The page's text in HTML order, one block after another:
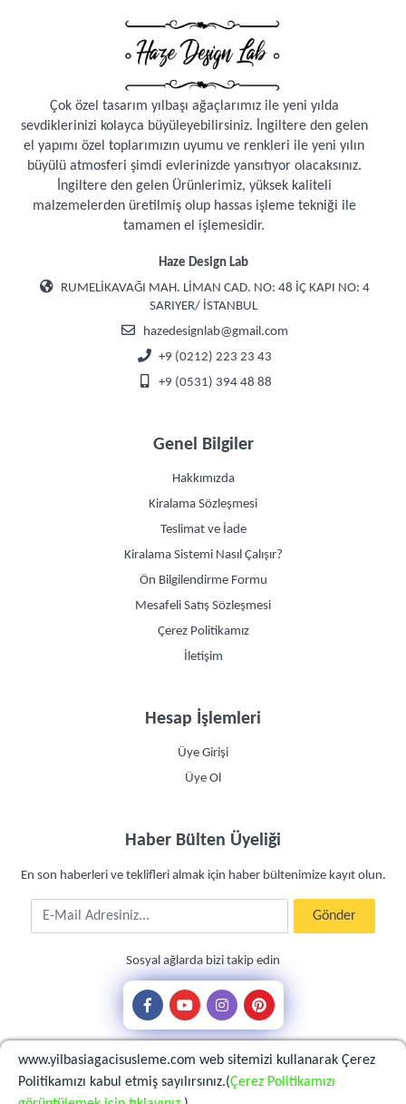
Çok özel tasarım yılbaşı ağaçlarımız ile yeni yılda
sevdiklerinizi kolayca büyüleyebilirsiniz. İngiltere den gelen
el yapımı özel toplarımızın uyumu ve renkleri ile yeni yılın
büyülü atmosferi şimdi evlerinizde yansıtıyor olacaksınız.
İngiltere den gelen Ürünlerimiz, yüksek kaliteli
malzemelerden üretilmiş olup hassas işleme tekniği ile
tamamen el işlemesidir.
Haze Design Lab
RUMELİKAVAĞI MAH. LİMAN CAD. NO: 48 İÇ KAPI NO: 4
SARIYER/ İSTANBUL
hazedesignlab@gmail.com
+9 (0212) 223 23 43
+9 (0531) 394 48 88
Genel Bilgiler
Hakkımızda
Kiralama Sözleşmesi
Teslimat ve İade
Kiralama Sistemi Nasıl Çalışır?
Ön Bilgilendirme Formu
Mesafeli Satış Sözleşmesi
Çerez Politikamız
İletişim
Hesap İşlemleri
Üye Girişi
Üye Ol
Haber Bülten Üyeliği
En son haberleri ve teklifleri almak için haber bültenimize kayıt olun.
E-Mail Adresiniz Gönder
Sosyal ağlarda bizi takip edin
www.yilbasiagacisusleme.com web sitemizi kullanarak Çerez
Politikamızı kabul etmiş sayılırsınız.(Çerez Politikamızı